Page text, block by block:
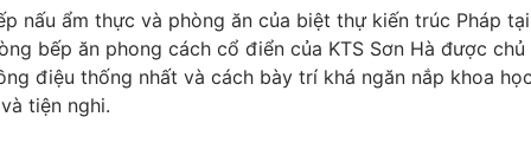
nấu ẩm thực và phòng ăn của biệt thự kiến trúc Pháp
bếp ăn phong cách cổ điển của KTS Sơn Hà được chủ
điệu thống nhất và cách bày trí khá ngăn nắp khoa
tiện nghi.